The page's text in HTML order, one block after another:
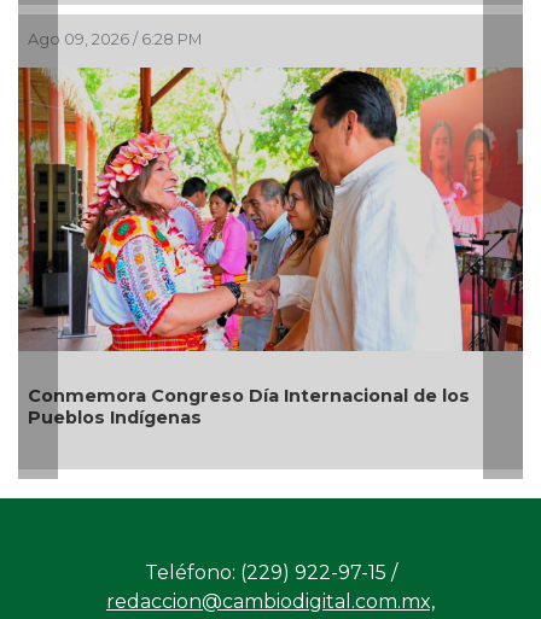
Día Internacional de los
Rosa María reafirma
Teléfono: (229) 922-97-15 /
redaccion@cambiodigital.com.mx,